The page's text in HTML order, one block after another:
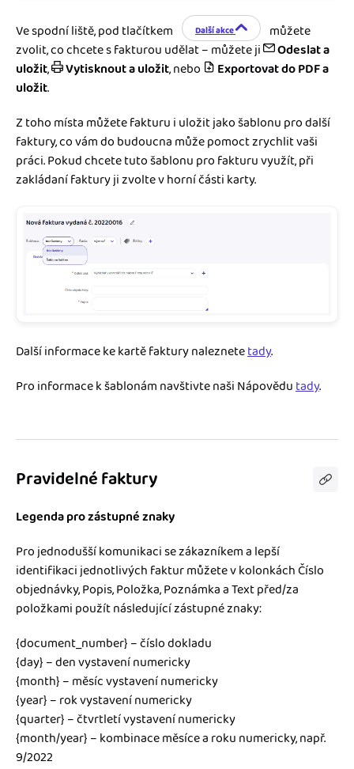
Ve spodní liště, pod tlačítkem Další akce
můžete
zvolit, co chcete s fakturou udělat – můžete ji
Odeslat a
uložit, Vytisknout a uložit, nebo
Exportovat do PDF a
uložit.
Z toho místa můžete fakturu i uložit jako šablonu pro další
faktury, co vám do budoucna může pomoct zrychlit vaši
práci. Pokud chcete tuto šablonu pro fakturu využít, při
zakládaní faktury ji zvolte v horní části karty.
Další informace ke kartě faktury naleznetetady.
Pro informace k šablonám navštivte naši Nápovědutady.
Pravidelné faktury
Legenda pro zástupné znaky
Pro jednodušší komunikaci se zákazníkem a lepší
identifikaci jednotlivých faktur můžete v kolonkách Číslo
objednávky, Popis, Položka, Poznámka a Text před/za
položkami použít následující zástupné znaky:
{document_number} – číslo dokladu
{day} – den vystavení numericky
{month} – měsíc vystavení numericky
{year} – rok vystavení numericky
{quarter} – čtvrtletí vystavení numericky
{month/year} – kombinace měsíce a roku numericky, např.
9/2022